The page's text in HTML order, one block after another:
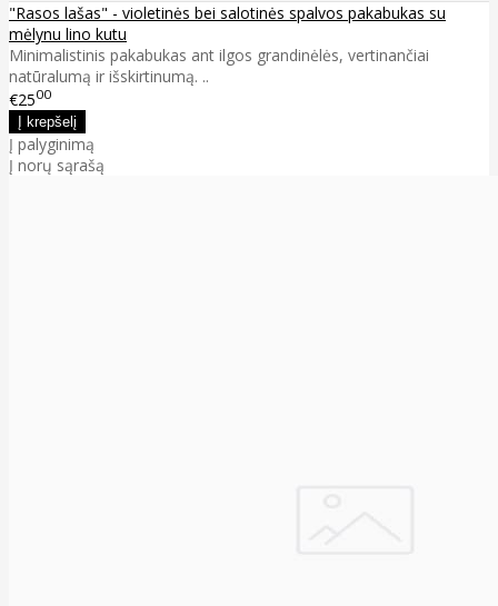
"Rasos lašas" - violetinės bei salotinės spalvos pakabukas su
mėlynu lino kutu
Minimalistinis pakabukas ant ilgos grandinėlės, vertinančiai
natūralumą ir išskirtinumą. ..
€2500
Į palyginimą
Į norų sąrašą